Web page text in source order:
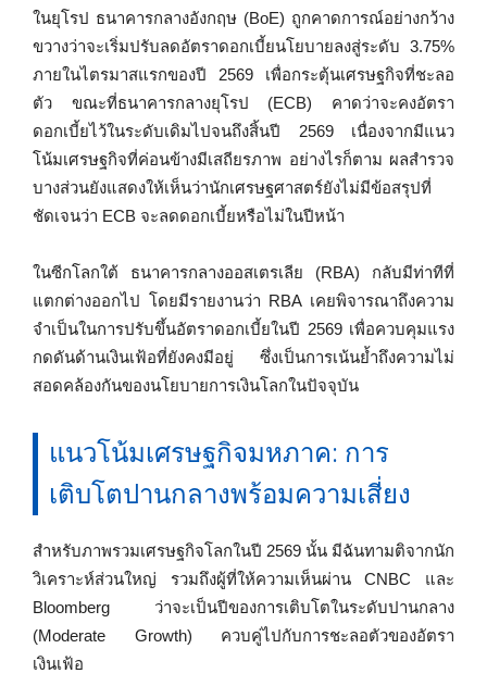
ในยุโรป ธนาคารกลางอังกฤษ (BoE) ถูกคาดการณ์อย่างกว้าง
ขวางว่าจะเริ่มปรับลดอัตราดอกเบี้ยนโยบายลงสู่ระดับ 3.75%
ภายในไตรมาสแรกของปี 2569 เพื่อกระตุ้นเศรษฐกิจที่ชะลอ
ตัว ขณะที่ธนาคารกลางยุโรป (ECB) คาดว่าจะคงอัตรา
ดอกเบี้ยไว้ในระดับเดิมไปจนถึงสิ้นปี 2569 เนื่องจากมีแนว
โน้มเศรษฐกิจที่ค่อนข้างมีเสถียรภาพ อย่างไรก็ตาม ผลสำรวจ
บางส่วนยังแสดงให้เห็นว่านักเศรษฐศาสตร์ยังไม่มีข้อสรุปที่
ชัดเจนว่า ECB จะลดดอกเบี้ยหรือไม่ในปีหน้า
ในซีกโลกใต้ ธนาคารกลางออสเตรเลีย (RBA) กลับมีท่าทีที่
แตกต่างออกไป โดยมีรายงานว่า RBA เคยพิจารณาถึงความ
จำเป็นในการปรับขึ้นอัตราดอกเบี้ยในปี 2569 เพื่อควบคุมแรง
กดดันด้านเงินเฟ้อที่ยังคงมีอยู่ ซึ่งเป็นการเน้นย้ำถึงความไม่
สอดคล้องกันของนโยบายการเงินโลกในปัจจุบัน
แนวโน้มเศรษฐกิจมหภาค: การ
เติบโตปานกลางพร้อมความเสี่ยง
สำหรับภาพรวมเศรษฐกิจโลกในปี 2569 นั้น มีฉันทามติจากนัก
วิเคราะห์ส่วนใหญ่ รวมถึงผู้ที่ให้ความเห็นผ่าน CNBC และ
Bloomberg ว่าจะเป็นปีของการเติบโตในระดับปานกลาง
(Moderate Growth) ควบคู่ไปกับการชะลอตัวของอัตรา
เงินเฟ้อ